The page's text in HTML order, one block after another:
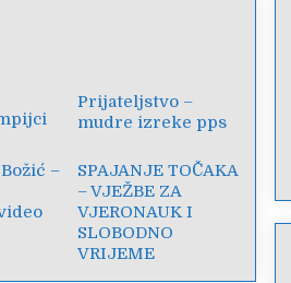
Prijateljstvo –
mudre izreke pps
–
SPAJANJE TOČAKA
– VJEŽBE ZA
VJERONAUK I
SLOBODNO
VRIJEME